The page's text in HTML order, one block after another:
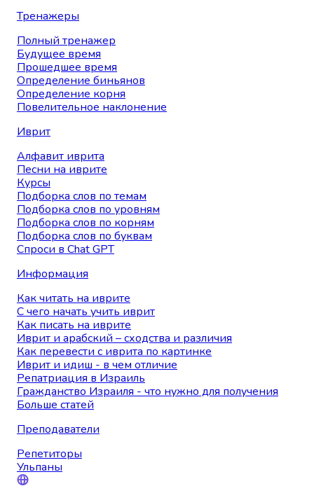
Тренажеры
Полный тренажер
Будущее время
Прошедшее время
Определение биньянов
Определение корня
Повелительное наклонение
Иврит
Алфавит иврита
Песни на иврите
Курсы
Подборка слов по темам
Подборка слов по уровням
Подборка слов по корням
Подборка слов по буквам
Спроси в Chat GPT
Информация
Как читать на иврите
С чего начать учить иврит
Как писать на иврите
Иврит и арабский – сходства и различия
Как перевести с иврита по картинке
Иврит и идиш - в чем отличие
Репатриация в Израиль
Гражданство Израиля - что нужно для получения
Больше статей
Преподаватели
Репетиторы
Ульпаны